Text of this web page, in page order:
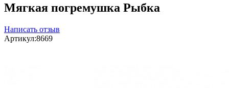
Мягкая погремушка Рыбка
Написать отзыв
Артикул:8669